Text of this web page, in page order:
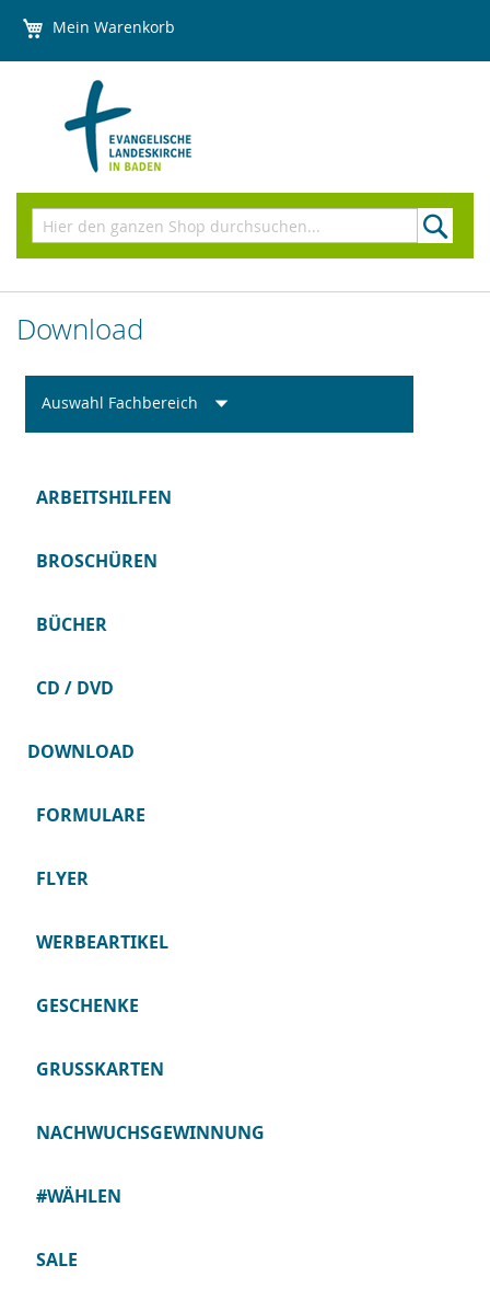
Mein Warenkorb
zum
Suchen
Download
Auswahl Fachbereich
ARBEITSHILFEN
BROSCHÜREN
BÜCHER
CD / DVD
DOWNLOAD
FORMULARE
FLYER
WERBEARTIKEL
GESCHENKE
GRUSSKARTEN
NACHWUCHSGEWINNUNG
#WÄHLEN
SALE